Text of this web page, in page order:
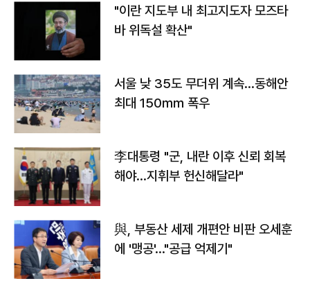
"이란 지도부 내 최고지도자 모즈타
바 위독설 확산"
서울 낮 35도 무더위 계속…동해안
최대 150㎜ 폭우
李대통령 "군, 내란 이후 신뢰 회복
해야…지휘부 헌신해달라"
與, 부동산 세제 개편안 비판 오세훈
에 '맹공'…"공급 억제기"